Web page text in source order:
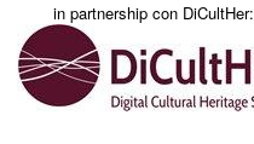
in partnership con DiCultHer: